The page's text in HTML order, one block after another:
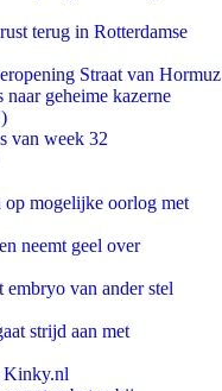
terug in Rotterdamse
Straat van Hormuz
geheime kazerne
van week 32
mogelijke oorlog met
neemt geel over
van ander stel
strijd aan met
Kinky.nl